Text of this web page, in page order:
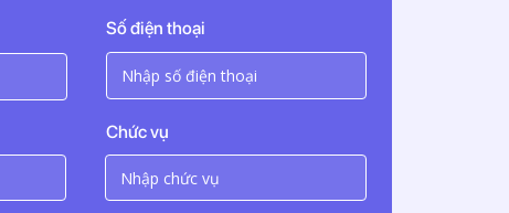
Số điện thoại
Chức vụ